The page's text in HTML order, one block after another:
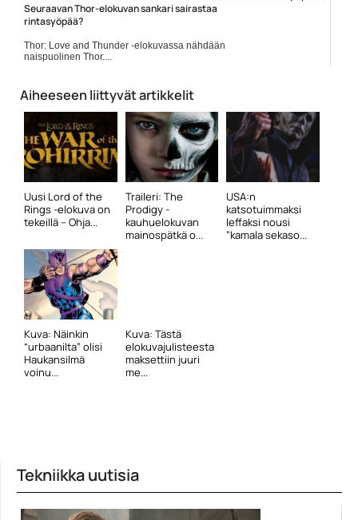
Seuraavan Thor-elokuvan sankari sairastaa
rintasyöpää?
Thor: Love and Thunder -elokuvassa nähdään
naispuolinen Thor....
Aiheeseen liittyvät artikkelit
Uusi Lord of the
Rings -elokuva on
tekeillä – Ohja...
Traileri: The
Prodigy -
kauhuelokuvan
mainospätkä o...
USA:n
katsotuimmaksi
leffaksi nousi
”kamala sekaso...
Kuva: Näinkin
“urbaanilta” olisi
Haukansilmä
voinu...
Kuva: Tästä
elokuvajulisteesta
maksettiin juuri
me...
Tekniikka uutisia